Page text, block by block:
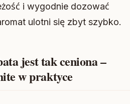
i wygodnie dozować
ulotni się zbyt szybko.
jest tak ceniona –
w praktyce